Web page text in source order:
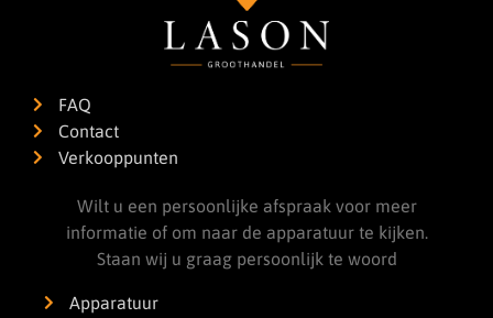
FAQ
Contact
Verkooppunten
Wilt u een persoonlijke afspraak voor meer
informatie of om naar de apparatuur te kijken.
Staan wij u graag persoonlijk te woord
Apparatuur